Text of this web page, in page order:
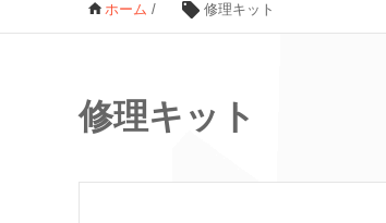
ホーム / 修理キット
修理キット